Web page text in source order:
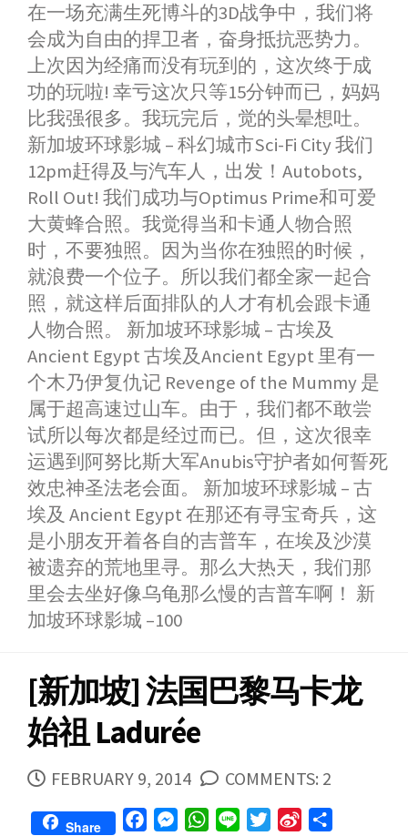
在一场充满生死博斗的3D战争中，我们将
会成为自由的捍卫者，奋身抵抗恶势力。
上次因为经痛而没有玩到的，这次终于成
功的玩啦! 幸亏这次只等15分钟而已，妈妈
比我强很多。我玩完后，觉的头晕想吐。
新加坡环球影城 – 科幻城市Sci-Fi City 我们
12pm赶得及与汽车人，出发！Autobots,
Roll Out! 我们成功与Optimus Prime和可爱
大黄蜂合照。我觉得当和卡通人物合照
时，不要独照。因为当你在独照的时候，
就浪费一个位子。所以我们都全家一起合
照，就这样后面排队的人才有机会跟卡通
人物合照。 新加坡环球影城 – 古埃及
Ancient Egypt 古埃及Ancient Egypt 里有一
个木乃伊复仇记 Revenge of the Mummy 是
属于超高速过山车。由于，我们都不敢尝
试所以每次都是经过而已。但，这次很幸
运遇到阿努比斯大军Anubis守护者如何誓死
效忠神圣法老会面。 新加坡环球影城 – 古
埃及 Ancient Egypt 在那还有寻宝奇兵，这
是小朋友开着各自的吉普车，在埃及沙漠
被遗弃的荒地里寻。那么大热天，我们那
里会去坐好像乌龟那么慢的吉普车啊！ 新
加坡环球影城 –100
[新加坡] 法国巴黎马卡龙
始祖 Ladurée
PUBLISHED
DATE
FEBRUARY 9, 2014 COMMENTS: 2
Share
W